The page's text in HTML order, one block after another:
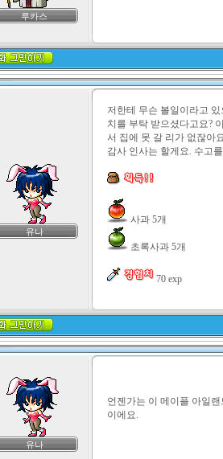
루카스
유나
저한테 무슨 볼일이라고
치를 부탁 받으셨다고요?
서 집에 못 갈 리가 없잖아
감사 인사는 할게요. 수고
초록사과 5개
70 exp
유나
언젠가는 이 메이플 아일
이에요.